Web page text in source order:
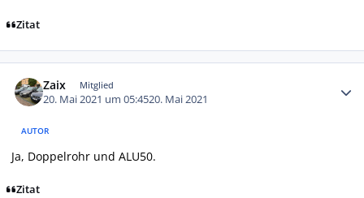
Zitat
Zaix Mitglied
20. Mai 2021 um 05:4520. Mai 2021
AUTOR
Ja, Doppelrohr und ALU50.
Zitat